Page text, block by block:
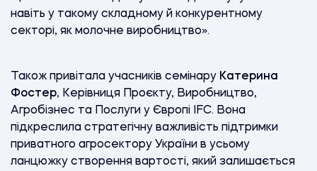
навіть у такому складному й конкурентному
секторі, як молочне виробництво».
Також привітала учасників семінару Катерина
Фостер, Керівниця Проєкту, Виробництво,
Агробізнес та Послуги у Європі IFC. Вона
підкреслила стратегічну важливість підтримки
приватного агросектору України в усьому
ланцюжку створення вартості, який залишається